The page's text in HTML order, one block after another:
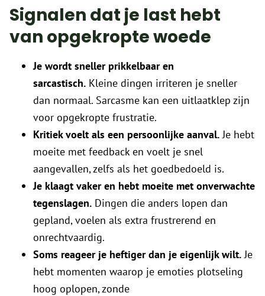
Signalen dat je last hebt
van opgekropte woede
Je wordt sneller prikkelbaar en
sarcastisch. Kleine dingen irriteren je sneller
dan normaal. Sarcasme kan een uitlaatklep zijn
voor opgekropte frustratie.
Kritiek voelt als een persoonlijke aanval.Je hebt
moeite met feedback en voelt je snel
aangevallen, zelfs als het goedbedoeld is.
Je klaagt vaker en hebt moeite met onverwachte
tegenslagen. Dingen die anders lopen dan
gepland, voelen als extra frustrerend en
onrechtvaardig.
Soms reageer je heftiger dan je eigenlijk wilt.Je
hebt momenten waarop je emoties plotseling
hoog oplopen, zonde